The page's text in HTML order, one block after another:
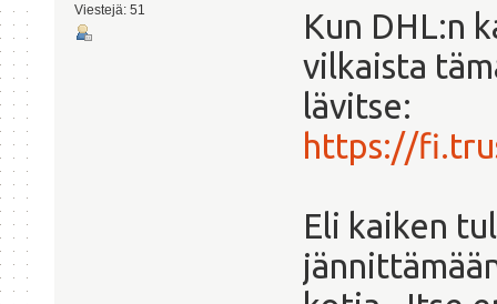
Viestejä: 51
Kun DHL:n
vilkaista
lävitse:
https://
Eli kaiken